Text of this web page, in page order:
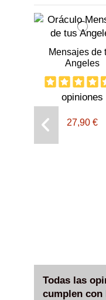
Mensajes de
Angeles
opiniones
27,90 €
Todas las
cumplen con